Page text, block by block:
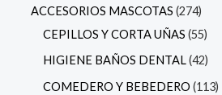
ACCESORIOS MASCOTAS 274
CEPILLOS Y CORTA UÑAS 55
HIGIENE BAÑOS DENTAL 42
COMEDERO Y BEBEDERO 113